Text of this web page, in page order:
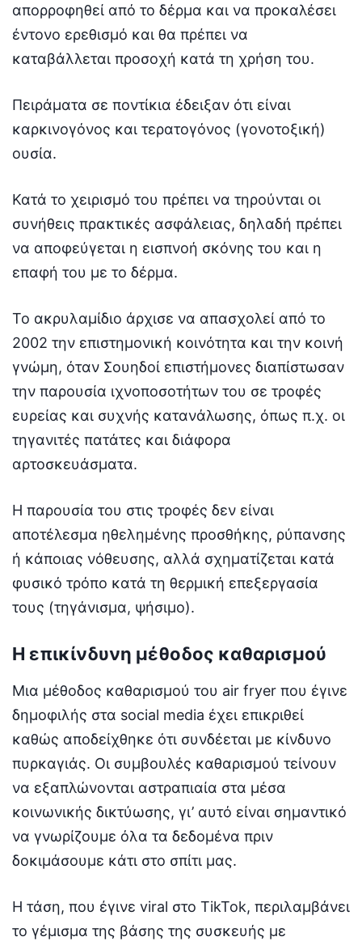
απορροφηθεί από το δέρμα και να προκαλέσει
έντονο ερεθισμό και θα πρέπει να
καταβάλλεται προσοχή κατά τη χρήση του.
Πειράματα σε ποντίκια έδειξαν ότι είναι
καρκινογόνος και τερατογόνος (γονοτοξική)
ουσία.
Κατά το χειρισμό του πρέπει να τηρούνται οι
συνήθεις πρακτικές ασφάλειας, δηλαδή πρέπει
να αποφεύγεται η εισπνοή σκόνης του και η
επαφή του με το δέρμα.
Το ακρυλαμίδιο άρχισε να απασχολεί από το
2002 την επιστημονική κοινότητα και την κοινή
γνώμη, όταν Σουηδοί επιστήμονες διαπίστωσαν
την παρουσία ιχνοποσοτήτων του σε τροφές
ευρείας και συχνής κατανάλωσης, όπως π.χ. οι
τηγανιτές πατάτες και διάφορα
αρτοσκευάσματα.
Η παρουσία του στις τροφές δεν είναι
αποτέλεσμα ηθελημένης προσθήκης, ρύπανσης
ή κάποιας νόθευσης, αλλά σχηματίζεται κατά
φυσικό τρόπο κατά τη θερμική επεξεργασία
τους (τηγάνισμα, ψήσιμο).
Η επικίνδυνη μέθοδος καθαρισμού
Μια μέθοδος καθαρισμού του air fryer που έγινε
δημοφιλής στα social media έχει επικριθεί
καθώς αποδείχθηκε ότι συνδέεται με κίνδυνο
πυρκαγιάς. Οι συμβουλές καθαρισμού τείνουν
να εξαπλώνονται αστραπιαία στα μέσα
κοινωνικής δικτύωσης, γι’ αυτό είναι σημαντικό
να γνωρίζουμε όλα τα δεδομένα πριν
δοκιμάσουμε κάτι στο σπίτι μας.
Η τάση, που έγινε viral στο TikTok, περιλαμβάνει
το γέμισμα της βάσης της συσκευής με